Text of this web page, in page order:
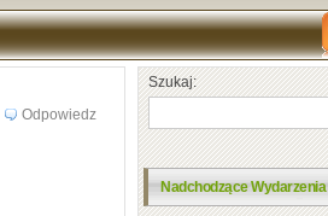
Odpowiedz
Szukaj:
Nadchodzące Wydarzenia